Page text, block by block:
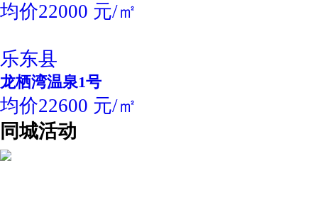
均价22000 元/㎡
乐东县
龙栖湾温泉1号
均价22600 元/㎡
同城活动